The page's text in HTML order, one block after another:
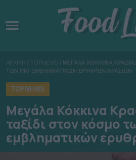
ΑΡΧΙΚΗ / TOPNEWS / ΜΕΓΑΛΑ ΚΟΚΚΙΝΑ
ΤΩΝ ΠΙΟ ΕΜΒΛΗΜΑΤΙΚΩΝ ΕΡΥΘΡΩΝ ΚΡΑΣΙΩΝ
TOPNEWS
Μεγάλα Κόκκινα
ταξίδι στον κόσμο
εμβληματικών